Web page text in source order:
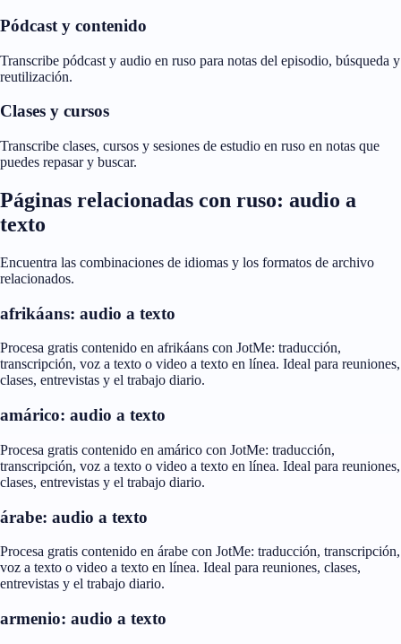
Pódcast y contenido
Transcribe pódcast y audio en ruso para notas del episodio, búsqueda y
reutilización.
Clases y cursos
Transcribe clases, cursos y sesiones de estudio en ruso en notas que
puedes repasar y buscar.
Páginas relacionadas con ruso: audio a
texto
Encuentra las combinaciones de idiomas y los formatos de archivo
relacionados.
afrikáans: audio a texto
Procesa gratis contenido en afrikáans con JotMe: traducción,
transcripción, voz a texto o video a texto en línea. Ideal para reuniones,
clases, entrevistas y el trabajo diario.
amárico: audio a texto
Procesa gratis contenido en amárico con JotMe: traducción,
transcripción, voz a texto o video a texto en línea. Ideal para reuniones,
clases, entrevistas y el trabajo diario.
árabe: audio a texto
Procesa gratis contenido en árabe con JotMe: traducción, transcripción,
voz a texto o video a texto en línea. Ideal para reuniones, clases,
entrevistas y el trabajo diario.
armenio: audio a texto